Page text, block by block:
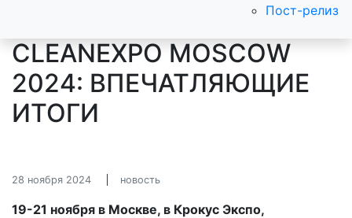
Пост-релиз
CLEANEXPO MOSCOW
2024: ВПЕЧАТЛЯЮЩИЕ
ИТОГИ
28 ноября 2024 новость
19-21 ноября в Москве, в Крокус Экспо,